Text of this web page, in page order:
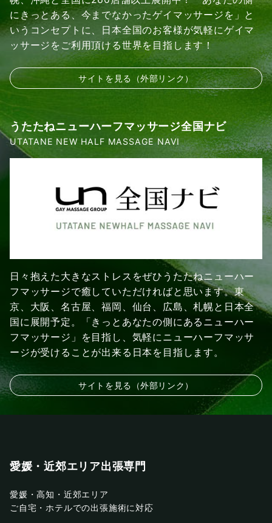
にきっとある、今までなかったゲイマッサージを」と
いうコンセプトに、日本全国のお客様が気軽にゲイマ
ッサージをご利用頂ける世界を目指します！
サイトを見る（外部リンク）
うたたねニューハーフマッサージ全国ナビ
UTATANE NEW HALF MASSAGE NAVI
日々抱えた大きなストレスをぜひうたたねニューハー
フマッサージで癒していただければと思います。東
京、大阪、名古屋、福岡、仙台、広島、札幌と日本全
国に展開予定。「きっとあなたの側にあるニューハー
フマッサージ」を目指し、気軽にニューハーフマッサ
ージが受けることが出来る日本を目指します。
サイトを見る（外部リンク）
愛媛・近郊エリア出張専門
愛媛・高知・近郊エリア
ご自宅・ホテルでの出張施術に対応